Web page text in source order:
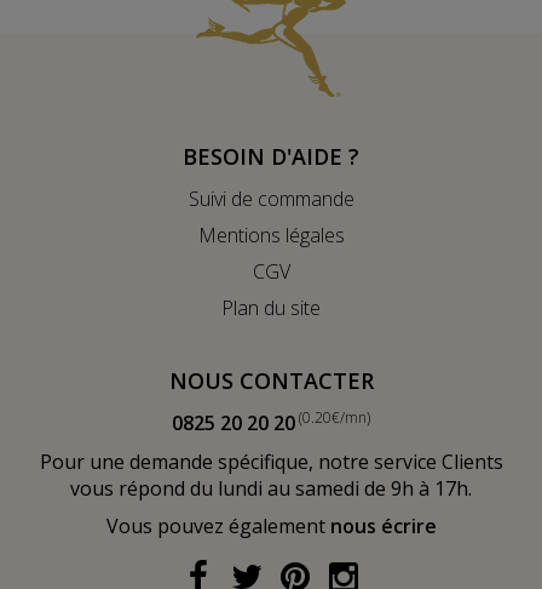
BESOIN D'AIDE ?
Suivi de commande
Mentions légales
CGV
Plan du site
NOUS CONTACTER
0825 20 20 20(0.20€/mn)
Pour une demande spécifique, notre service Clients
vous répond du lundi au samedi de 9h à 17h.
Vous pouvez également nous écrire